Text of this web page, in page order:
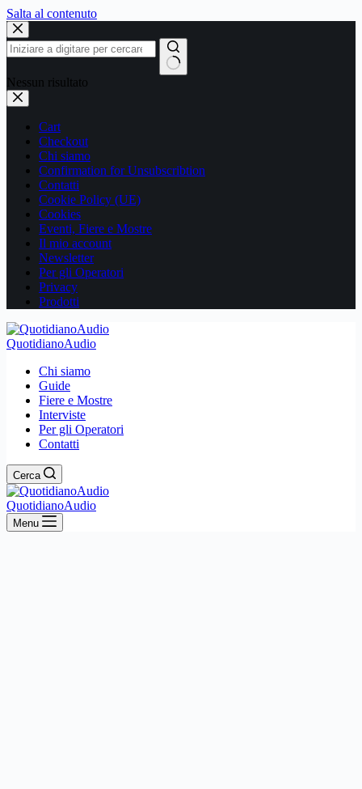
Salta al contenuto
Nessun risultato
Cart
Checkout
Chi siamo
Confirmation for Unsubscribtion
Contatti
Cookie Policy (UE)
Cookies
Eventi, Fiere e Mostre
Il mio account
Newsletter
Per gli Operatori
Privacy
Prodotti
QuotidianoAudio
Chi siamo
Guide
Fiere e Mostre
Interviste
Per gli Operatori
Contatti
Cerca
QuotidianoAudio
Menu